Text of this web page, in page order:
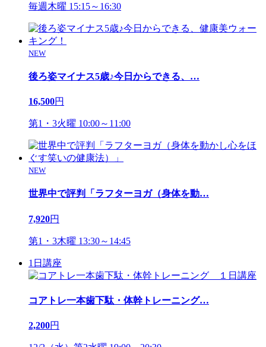
毎週木曜 15:15～16:30
NEW
後ろ姿マイナス5歳♪今日からできる、 …
16,500円
第1・3火曜 10:00～11:00
NEW
世界中で評判「ラフターヨガ（身体を動…
7,920円
第1・3木曜 13:30～14:45
1日講座
コアトレ一本歯下駄・体幹トレーニング…
2,200円